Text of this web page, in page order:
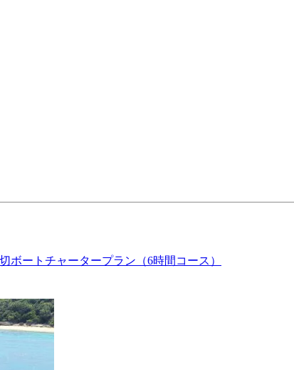
ートチャータープラン（6時間コース）